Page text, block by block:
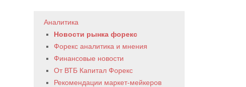
Аналитика
Новости рынка форекс
Форекс аналитика и мнения
Финансовые новости
От ВТБ Капитал Форекс
Рекомендации маркет-мейкеров